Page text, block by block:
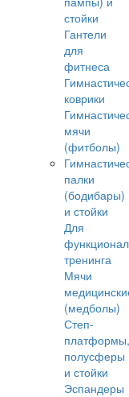
стойки
Гантели
для
фитнеса
коврики
мячи
(фитболы)
палки
(бодибары)
и стойки
Для
тренинга
Мячи
(медболы)
Степ-
платформы,
полусферы
и стойки
Эспандеры